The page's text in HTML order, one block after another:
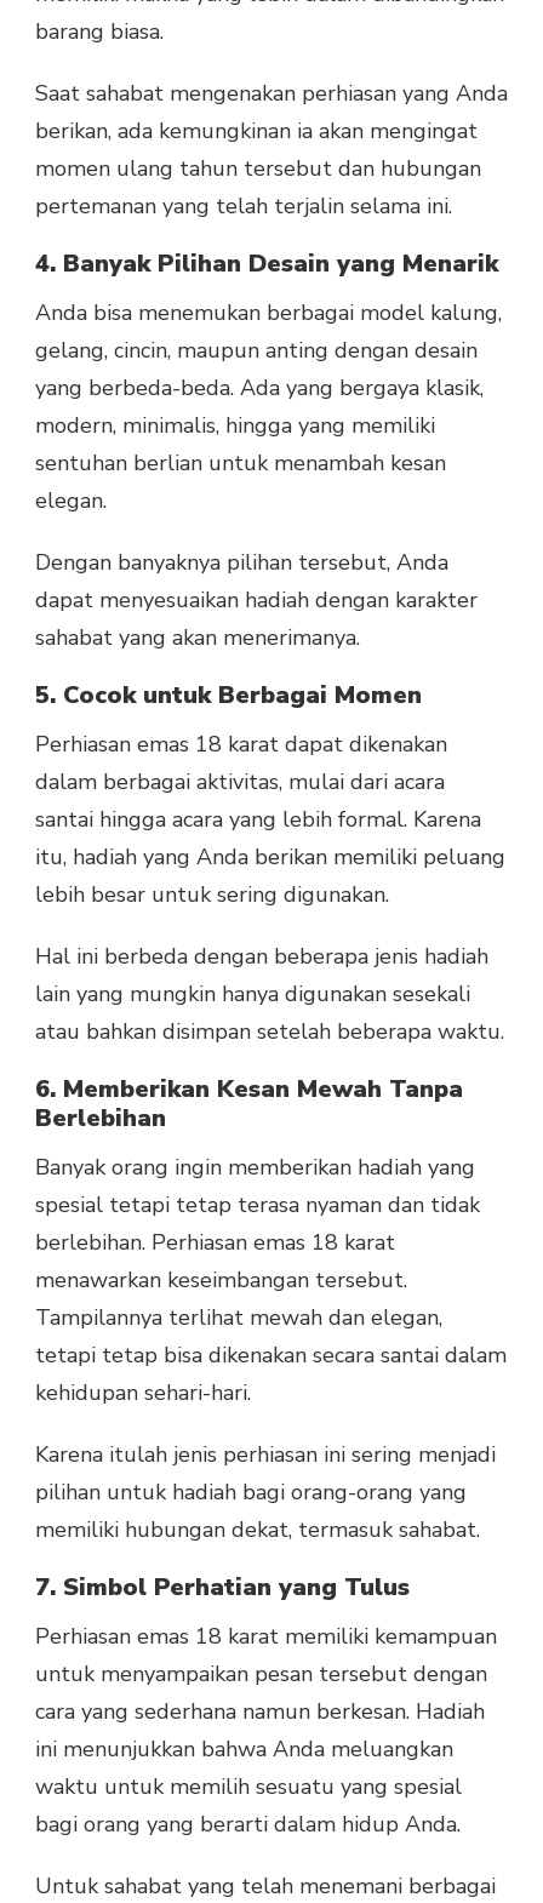
barang biasa.
Saat sahabat mengenakan perhiasan yang Anda
berikan, ada kemungkinan ia akan mengingat
momen ulang tahun tersebut dan hubungan
pertemanan yang telah terjalin selama ini.
4. Banyak Pilihan Desain yang Menarik
Anda bisa menemukan berbagai model kalung,
gelang, cincin, maupun anting dengan desain
yang berbeda-beda. Ada yang bergaya klasik,
modern, minimalis, hingga yang memiliki
sentuhan berlian untuk menambah kesan
elegan.
Dengan banyaknya pilihan tersebut, Anda
dapat menyesuaikan hadiah dengan karakter
sahabat yang akan menerimanya.
5. Cocok untuk Berbagai Momen
Perhiasan emas 18 karat dapat dikenakan
dalam berbagai aktivitas, mulai dari acara
santai hingga acara yang lebih formal. Karena
itu, hadiah yang Anda berikan memiliki peluang
lebih besar untuk sering digunakan.
Hal ini berbeda dengan beberapa jenis hadiah
lain yang mungkin hanya digunakan sesekali
atau bahkan disimpan setelah beberapa waktu.
6. Memberikan Kesan Mewah Tanpa
Berlebihan
Banyak orang ingin memberikan hadiah yang
spesial tetapi tetap terasa nyaman dan tidak
berlebihan. Perhiasan emas 18 karat
menawarkan keseimbangan tersebut.
Tampilannya terlihat mewah dan elegan,
tetapi tetap bisa dikenakan secara santai dalam
kehidupan sehari-hari.
Karena itulah jenis perhiasan ini sering menjadi
pilihan untuk hadiah bagi orang-orang yang
memiliki hubungan dekat, termasuk sahabat.
7. Simbol Perhatian yang Tulus
Perhiasan emas 18 karat memiliki kemampuan
untuk menyampaikan pesan tersebut dengan
cara yang sederhana namun berkesan. Hadiah
ini menunjukkan bahwa Anda meluangkan
waktu untuk memilih sesuatu yang spesial
bagi orang yang berarti dalam hidup Anda.
Untuk sahabat yang telah menemani berbagai